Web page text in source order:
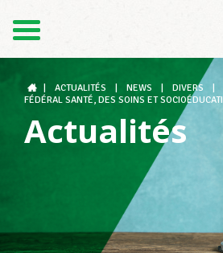
DE
Le LCGB
Structures syndicales
ACTUALITÉS NEWS DIVERS
FÉDÉRAL SANTÉ, DES SOINS ET
Actualités